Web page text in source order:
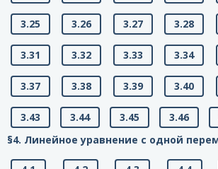
3.25 3.26 3.27 3.28
3.31 3.32 3.33 3.34
3.37 3.38 3.39 3.40
3.43 3.44 3.45 3.46
§4. Линейное уравнение с одной